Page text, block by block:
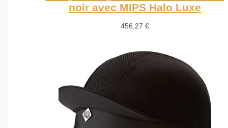
noir avec MIPS Halo Luxe
456,27€